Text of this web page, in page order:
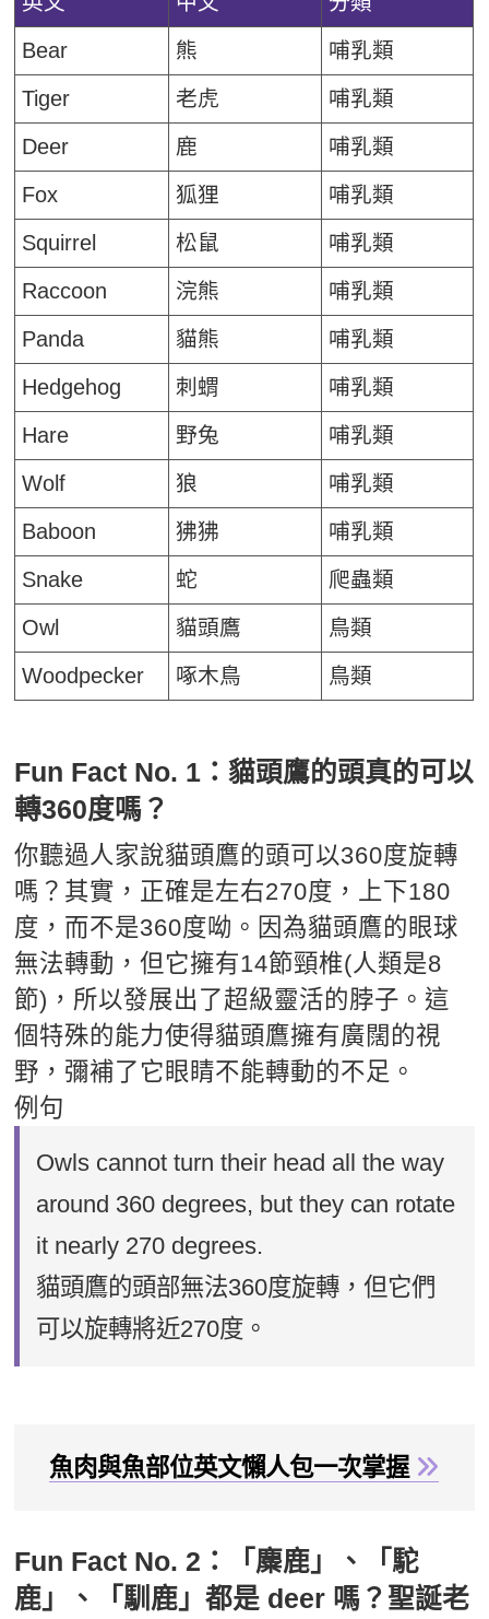
Bear
熊
哺乳類
Tiger
老虎
哺乳類
Deer
鹿
哺乳類
Fox
狐狸
哺乳類
Squirrel
松鼠
哺乳類
Raccoon
浣熊
哺乳類
Panda
貓熊
哺乳類
Hedgehog
刺蝟
哺乳類
Hare
野兔
哺乳類
Wolf
狼
哺乳類
Baboon
狒狒
哺乳類
Snake
蛇
爬蟲類
Owl
貓頭鷹
鳥類
Woodpecker
啄木鳥 鳥類
Fun Fact No. 1：貓頭鷹的頭真的可以
轉360度嗎？
你聽過人家說貓頭鷹的頭可以360度旋轉
嗎？其實，正確是左右270度，上下180
度，而不是360度呦。因為貓頭鷹的眼球
無法轉動，但它擁有14節頸椎(人類是8
節)，所以發展出了超級靈活的脖子。這
個特殊的能力使得貓頭鷹擁有廣闊的視
野，彌補了它眼睛不能轉動的不足。
例句
Owls cannot turn their head all the way
around 360 degrees, but they can rotate
it nearly 270 degrees.
貓頭鷹的頭部無法360度旋轉，但它們
可以旋轉將近270度。
魚肉與魚部位英文懶人包一次掌握
Fun Fact No. 2：「麋鹿」、「駝
鹿」、「馴鹿」都是 deer 嗎？聖誕老